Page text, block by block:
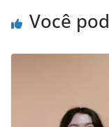
Você